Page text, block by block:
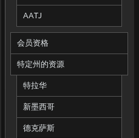
AATJ
会员资格
特定州的资源
特拉华
新墨西哥
德克萨斯